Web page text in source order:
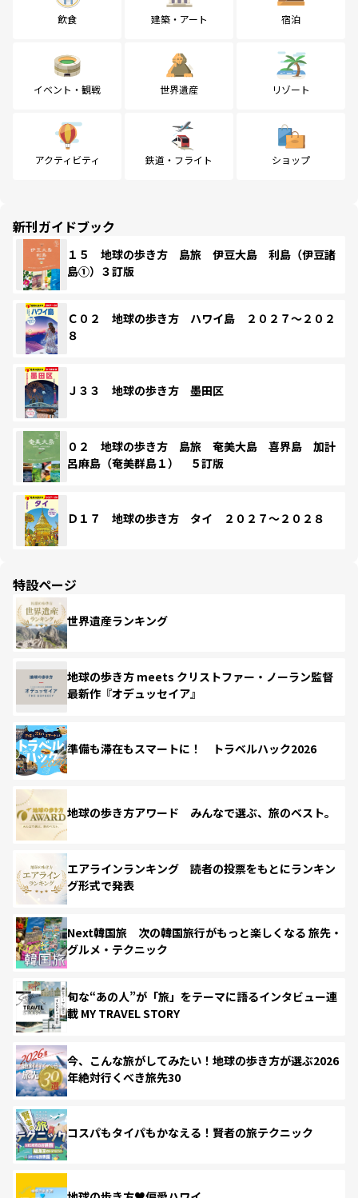
飲食 建築・アート 宿泊
イベント・観戦 世界遺産 リゾート
アクティビティ 鉄道・フライト ショップ
新刊ガイドブック
１５ 地球の歩き方 島旅 伊豆大島 利島（伊豆諸
島①）３訂版
Ｃ０２ 地球の歩き方 ハワイ島 ２０２７～２０２
８
Ｊ３３ 地球の歩き方 墨田区
０２ 地球の歩き方 島旅 奄美大島 喜界島 加計
呂麻島（奄美群島１） ５訂版
Ｄ１７ 地球の歩き方 タイ ２０２７～２０２８
特設ページ
世界遺産ランキング
地球の歩き方 meets クリストファー・ノーラン監督
最新作『オデュッセイア』
準備も滞在もスマートに！ トラベルハック2026
地球の歩き方アワード みんなで選ぶ、旅のベスト。
エアラインランキング 読者の投票をもとにランキン
グ形式で発表
Next韓国旅 次の韓国旅行がもっと楽しくなる 旅先・
グルメ・テクニック
旬な“あの人”が「旅」をテーマに語るインタビュー連
載 MY TRAVEL STORY
今、こんな旅がしてみたい！地球の歩き方が選ぶ2026
年絶対行くべき旅先30
コスパもタイパもかなえる！賢者の旅テクニック